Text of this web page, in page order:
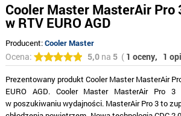
Cooler Master MasterAir Pro
w RTV EURO AGD
Producent:Cooler Master
Ocena: 5,0na 5( 1 oceny, 1
Prezentowany produkt Cooler Master MasterAir
EURO AGD. Cooler Master MasterAir Pro
w poszukiwaniu wydajności. MasterAir Pro 3 to